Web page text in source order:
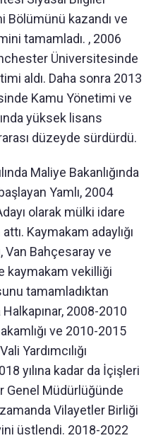
Bölümünü kazandı ve
tamamladı. , 2006
Üniversitesinde
aldı. Daha sonra 2013
Kamu Yönetimi ve
yüksek lisans
düzeyde sürdürdü.
Maliye Bakanlığında
Yamlı, 2004
olarak mülki idare
Kaymakam adaylığı
Bahçesaray ve
kaymakam vekilliği
tamamladıktan
2008-2010
ve 2010-2015
Yardımcılığı
yılına kadar da İçişleri
Genel Müdürlüğünde
zamanda Vilayetler Birliği
üstlendi. 2018-2022